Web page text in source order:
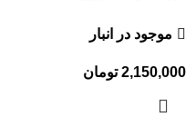
موجود در انبار
2,150,000 تومان